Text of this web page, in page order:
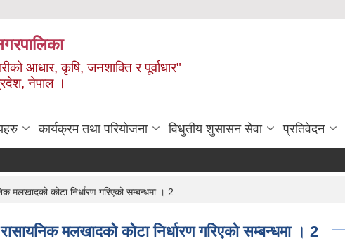
आधार, कृषि, जनशाक्ति र पूर्वाधार"
नेपाल ।
कार्यक्रम तथा परियोजना विधुतीय शुसासन सेवा प्रतिवेदन
मलखादको कोटा निर्धारण गरिएको सम्बन्धमा । 2
मलखादको कोटा निर्धारण गरिएको सम्बन्धमा । 2